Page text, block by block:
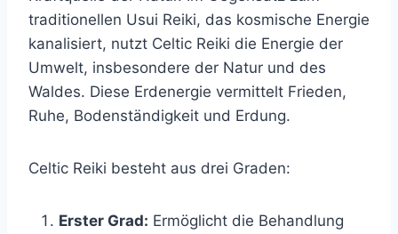
traditionellen Usui Reiki, das kosmische Energie
kanalisiert, nutzt Celtic Reiki die Energie der
Umwelt, insbesondere der Natur und des
Waldes. Diese Erdenergie vermittelt Frieden,
Ruhe, Bodenständigkeit und Erdung.
Celtic Reiki besteht aus drei Graden:
Erster Grad: Ermöglicht die Behandlung